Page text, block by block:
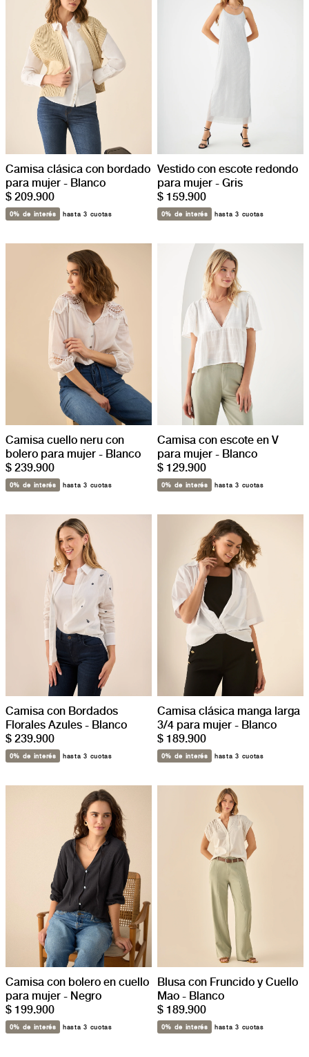
Camisa clásica con bordado
para mujer - Blanco
$ 209.900
0% de interés hasta 3 cuotas
Vestido con escote redondo
para mujer - Gris
$ 159.900
0% de interés hasta 3 cuotas
Camisa cuello neru con
bolero para mujer - Blanco
$ 239.900
0% de interés hasta 3 cuotas
Camisa con escote en V
para mujer - Blanco
$ 129.900
0% de interés hasta 3 cuotas
Camisa con Bordados
Florales Azules - Blanco
$ 239.900
0% de interés hasta 3 cuotas
Camisa clásica manga larga
3/4 para mujer - Blanco
$ 189.900
0% de interés hasta 3 cuotas
Camisa con bolero en cuello
para mujer - Negro
$ 199.900
0% de interés hasta 3 cuotas
Blusa con Fruncido y Cuello
Mao - Blanco
$ 189.900
0% de interés hasta 3 cuotas